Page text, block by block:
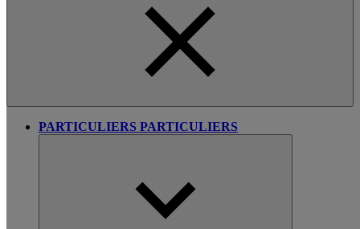
PARTICULIERS PARTICULIERS